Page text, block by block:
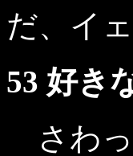
だ、イェ
53 好き
さわっ